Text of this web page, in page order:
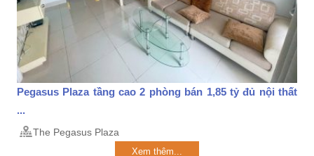
Pegasus Plaza tầng cao 2 phòng bán 1,85 tỷ đủ nội thất
...
The Pegasus Plaza
Xem thêm...